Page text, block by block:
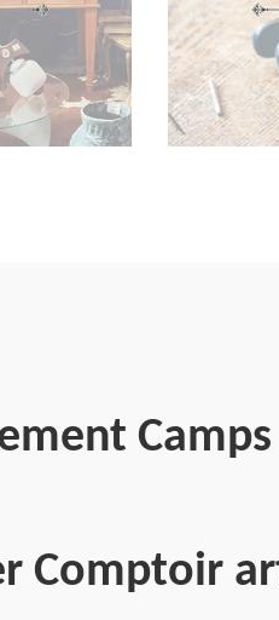
Camps
Comptoir